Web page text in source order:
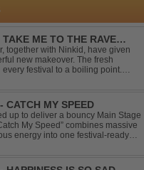
ME TO THE RAVE
together with Ninkid, have given
new makeover. The fresh
festival to a boiling point.
CATCH MY SPEED
up to deliver a bouncy Main Stage
My Speed” combines massive
energy into one festival-ready